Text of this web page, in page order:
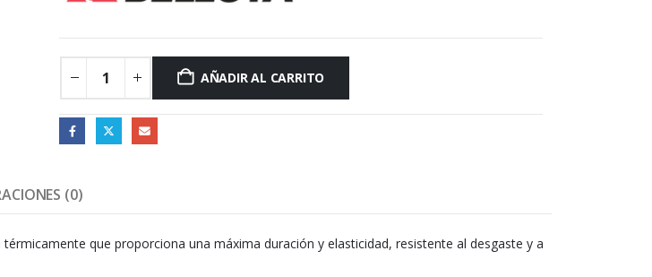
AÑADIR AL CARRITO
(0)
que proporciona una máxima duración y elasticidad, resistente al desgaste y a